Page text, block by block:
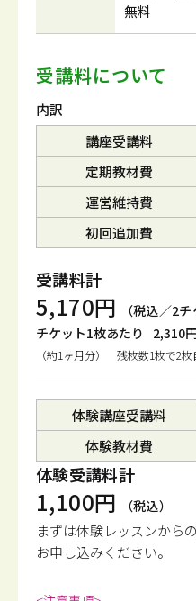
無料
受講料について
内訳
講座受講料
定期教材費
運営維持費
初回追加費
受講料計
5,170円
（税込／2チ
チケット1枚あたり
2,310
（約1ヶ月分） 残枚数1枚で2
体験講座受講料
体験教材費
体験受講料計
1,100円 （税込）
まずは体験レッスンから
お申し込みください。